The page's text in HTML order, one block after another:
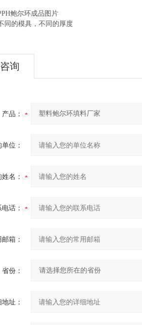
鲍尔环成品图片
同的模具，不同的厚度
询
产品：
位：
名：
话：
箱：
省份：
址：